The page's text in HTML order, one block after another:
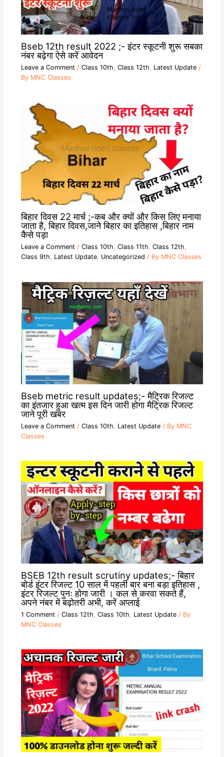
Bseb 12th result 2022 ;- इंटर स्कूटनी शुरू सबका
नंबर बढ़ेगा ऐसे करें आवेदन
Leave a Comment / Class 10th, Class 12th, Latest Update/
By MNC Classes
बिहार दिवस 22 मार्च ;-कब और क्यों और किस लिए मनाया
जाता है, बिहार दिवस,जाने बिहार का इतिहास ,बिहार नाम
कैसे पड़ा
Leave a Comment / Class 10th, Class 11th, Class 12th,
Class 9th, Latest Update, Uncategorized / By MNC Classes
Bseb metric result updates;- मैट्रिक रिजल्ट
का इंतजार हुआ खत्म इस दिन जारी होगा मैट्रिक रिजल्ट
जाने पूरी खबर
Leave a Comment / Class 10th, Latest Update/ By MNC
Classes
BSEB 12th result scrutiny updates;- बिहार
बोर्ड इंटर रिजल्ट 10 साल में पहली बार बना बड़ा इतिहास ,
इंटर रिजल्ट पुनः होगा जारी । कल से करवा सकते हैं,
अपने नंबर में बढ़ोतरी अभी, करें अप्लाई
1 Comment / Class 12th, Class 10th, Latest Update/ By
MNC Classes